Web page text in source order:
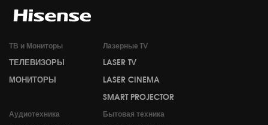
ТВ и Мониторы
ТЕЛЕВИЗОРЫ
МОНИТОРЫ
Лазерные TV
LASER TV
LASER CINEMA
SMART PROJECTOR
Аудиотехника Бытовая техника